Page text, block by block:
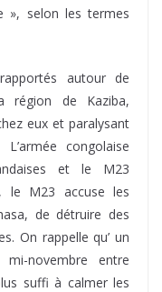
», selon les termes
autour de
région de Kaziba,
eux et paralysant
congolaise
et le M23
le M23 accuse les
de détruire des
On rappelle qu’ un
novembre entre
suffi à calmer les